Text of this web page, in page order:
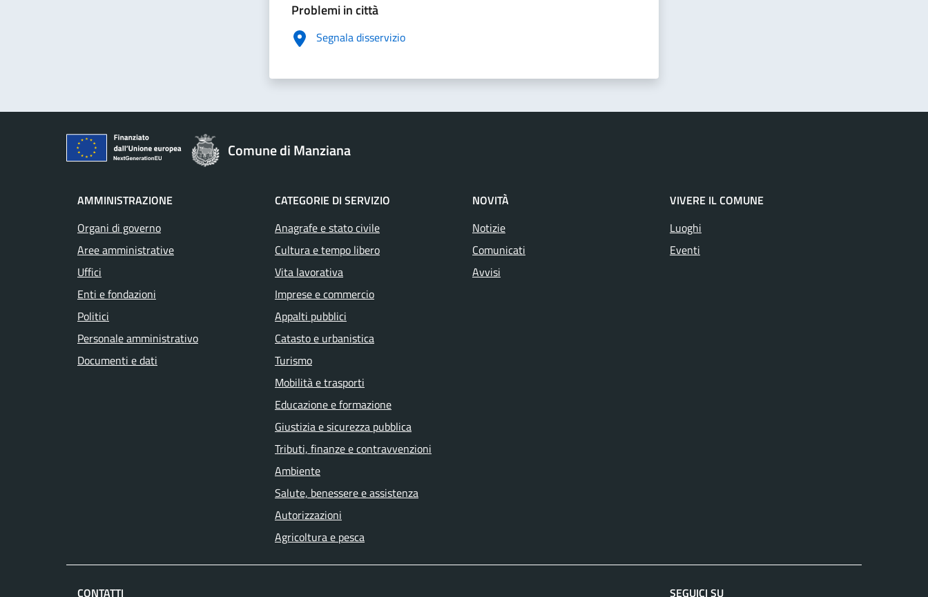
Problemi in città
Segnala disservizio
Comune di Manziana
AMMINISTRAZIONE
Organi di governo
Aree amministrative
Uffici
Enti e fondazioni
Politici
Personale amministrativo
Documenti e dati
CATEGORIE DI SERVIZIO
Anagrafe e stato civile
Cultura e tempo libero
Vita lavorativa
Imprese e commercio
Appalti pubblici
Catasto e urbanistica
Turismo
Mobilità e trasporti
Educazione e formazione
Giustizia e sicurezza pubblica
Tributi, finanze e contravvenzioni
Ambiente
Salute, benessere e assistenza
Autorizzazioni
Agricoltura e pesca
NOVITÀ
Notizie
Comunicati
Avvisi
VIVERE IL COMUNE
Luoghi
Eventi
CONTATTI SEGUICI SU